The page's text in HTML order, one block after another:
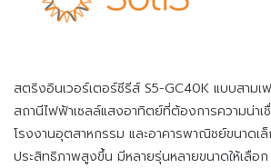
สตริงอินเวอร์เตอร์ซีรีส์ S5-GC40K แบบสาม
สถานีไฟฟ้าเซลล์แสงอาทิตย์ที่ต้องการความน่า
โรงงานอุตสาหกรรม และอาคารพาณิชย์ขนาดเ
ประสิทธิภาพสูงขึ้น มีหลายรุ่นหลายขนาดให้เลือก